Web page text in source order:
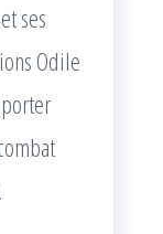
ses
Odile